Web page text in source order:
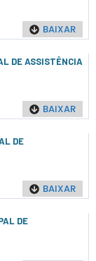
BAIXAR
DE ASSISTÊNCIA
BAIXAR
DE
BAIXAR
DE